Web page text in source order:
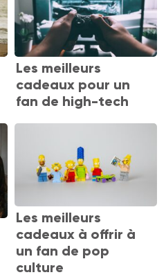
Les meilleurs
cadeaux pour un
fan de high-tech
Les meilleurs
cadeaux à offrir à
un fan de pop
culture